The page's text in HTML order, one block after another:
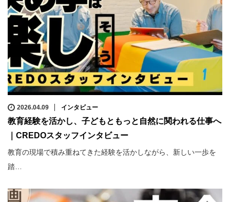
2026.04.09 インタビュー
教育経験を活かし、子どもともっと自然に関われる仕事へ
｜CREDOスタッフインタビュー
教育の現場で積み重ねてきた経験を活かしながら、新しい一歩を
踏…